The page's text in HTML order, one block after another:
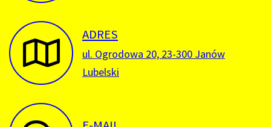
ADRES
ul. Ogrodowa 20, 23-300 Janów
Lubelski